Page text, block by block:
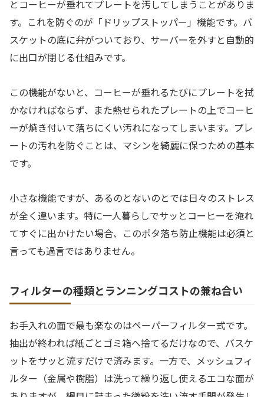
とコーヒーが垂れてプレートを汚してしまうことがありま
す。これを防ぐのが「ドリップストッパー」機能です。バ
スケットの底に弁がついており、サーバーを外すと自動的
に出口が閉じる仕組みです。
この機能がないと、コーヒーが垂れるたびにプレートを拭
かなければならず、また熱せられたプレートの上でコーヒ
ーが焼き付いて落ちにくい汚れになってしまいます。プレ
ートの汚れを防ぐことは、マシンを綺麗に保つための基本
です。
小さな機能ですが、あるのとないのとでは日々のストレス
が全く違います。特に一人暮らしでサッとコーヒーを淹れ
てすぐに出かけたい場合、このポタ落ち防止機能は必須と
言っても過言ではありません。
フィルターの種類とランニングコストの兼ね合い
お手入れの面で最も楽なのはペーパーフィルター式です。
抽出が終われば紙ごとゴミ箱へ捨てるだけなので、バスケ
ットをサッと流すだけで済みます。一方で、メッシュフィ
ルター（金属や樹脂）は洗って繰り返し使えるエコな面が